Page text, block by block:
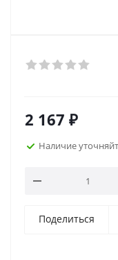
2 167 ₽
Наличие
Поделиться